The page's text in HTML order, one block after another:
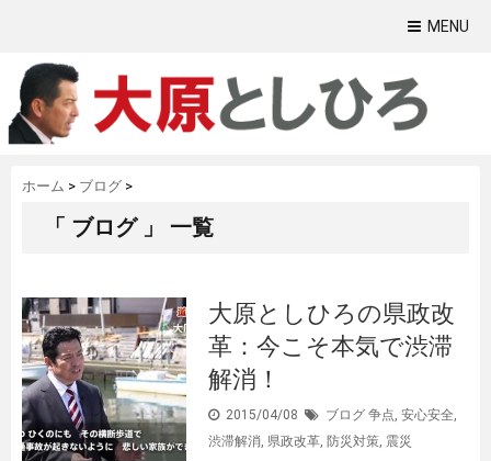
MENU
ホーム > ブログ >
「 ブログ 」 一覧
大原としひろの県政改
革：今こそ本気で渋滞
解消！
2015/04/08 ブログ 争点, 安心安全,
渋滞解消, 県政改革, 防災対策, 震災